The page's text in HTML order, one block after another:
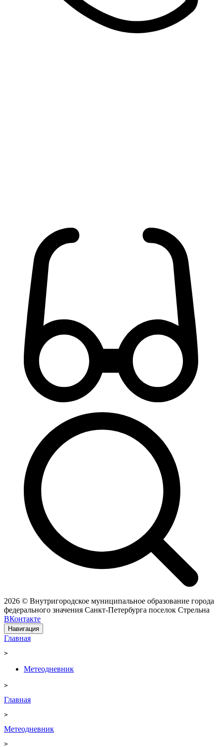
2026 © Внутригородское муниципальное образование города
федерального значения Санкт-Петербурга поселок Стрельна
ВКонтакте
Навигация
Главная
>
Метеодневник
>
Главная
>
Метеодневник
>